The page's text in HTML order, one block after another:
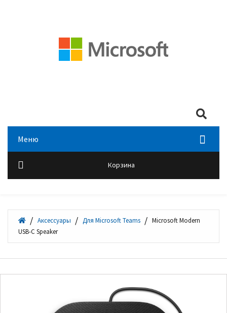
Меню
Корзина
Аксессуары Для Microsoft Teams
Microsoft Modern
USB-C Speaker